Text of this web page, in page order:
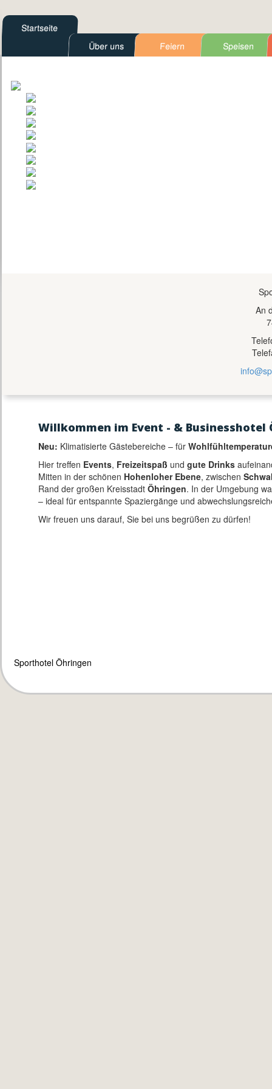
Startseite
Über uns
Feiern Speisen
An
Willkommen im Event - & Businesshotel
Neu: Klimatisierte Gästebereiche – für
Hier treffen Events, Freizeitspaß und gute Drinks
Mitten in der schönen Hohenloher Ebene, zwischen
Rand der großen Kreisstadt Öhringen. In der Umgebung
– ideal für entspannte Spaziergänge und
Wir freuen uns darauf, Sie bei uns begrüßen zu dürfen!
Sporthotel Öhringen